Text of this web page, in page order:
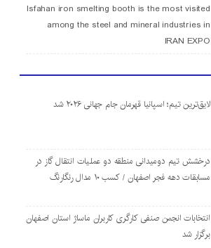
Isfahan iron smelting booth is the most visited
among the steel and mineral industries in
IRAN EXPO
لایق‌ترین تیم؛ اسپانیا قهرمان جام جهانی ۲۰۲۶ شد
درخشش تیم دومیدانی منطقه دو عملیات انتقال گاز در
مسابقات دهه فجر اصفهان / کسب ۱۰ مدال رنگارنگ
انتخابات انجمن صنفی کارگری کاربران ماساژ استان اصفهان
برگزار شد